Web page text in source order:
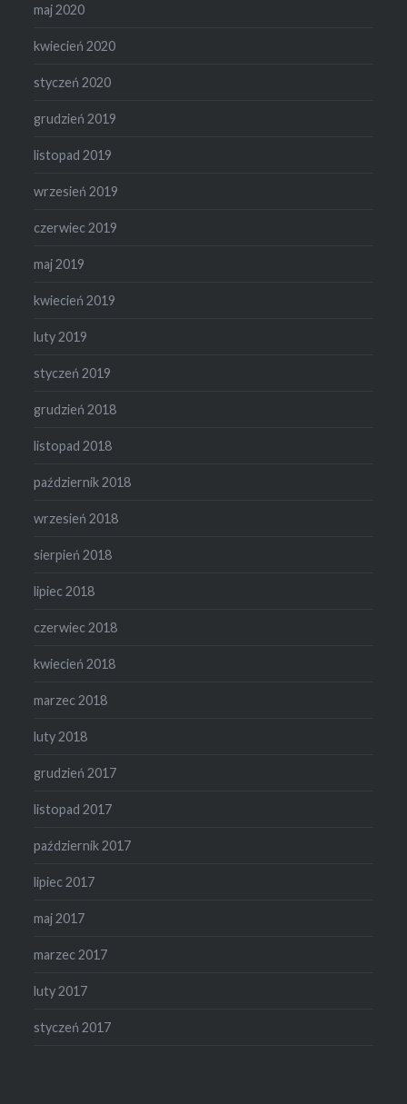
maj 2020
kwiecień 2020
styczeń 2020
grudzień 2019
listopad 2019
wrzesień 2019
czerwiec 2019
maj 2019
kwiecień 2019
luty 2019
styczeń 2019
grudzień 2018
listopad 2018
październik 2018
wrzesień 2018
sierpień 2018
lipiec 2018
czerwiec 2018
kwiecień 2018
marzec 2018
luty 2018
grudzień 2017
listopad 2017
październik 2017
lipiec 2017
maj 2017
marzec 2017
luty 2017
styczeń 2017